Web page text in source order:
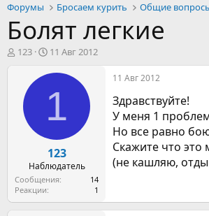
Форумы Бросаем курить Общие
Болят легкие
А123
Д
т
н
а
а
л
а
11 Авг 2012
1
123
Наблюдатель
Сообщения
14
Реакции
1
11 Авг 2012
Здравствуйте!
У меня 1
Но все равно
Скажите что
(не кашляю,